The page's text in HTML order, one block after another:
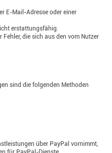
E-Mail-Adresse oder einer
erstattungsfähig.
die sich aus den vom Nutzer
sind die folgenden Methoden
über PayPal vornimmt,